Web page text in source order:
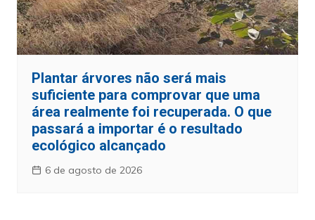
Plantar árvores não será mais
suficiente para comprovar que uma
área realmente foi recuperada. O que
passará a importar é o resultado
ecológico alcançado
6 de agosto de 2026